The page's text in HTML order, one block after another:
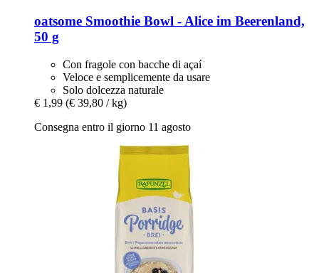
oatsome Smoothie Bowl -​ Alice im Beerenland,
50 g
Con fragole con bacche di açaí
Veloce e semplicemente da usare
Solo dolcezza naturale
€ 1,99 (€ 39,80 / kg)
Consegna entro il giorno 11 agosto